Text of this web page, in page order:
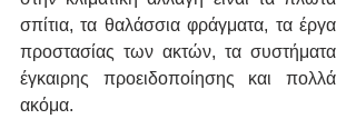
σπίτια, τα θαλάσσια φράγματα, τα έργα
προστασίας των ακτών, τα συστήματα
έγκαιρης προειδοποίησης και πολλά
ακόμα.